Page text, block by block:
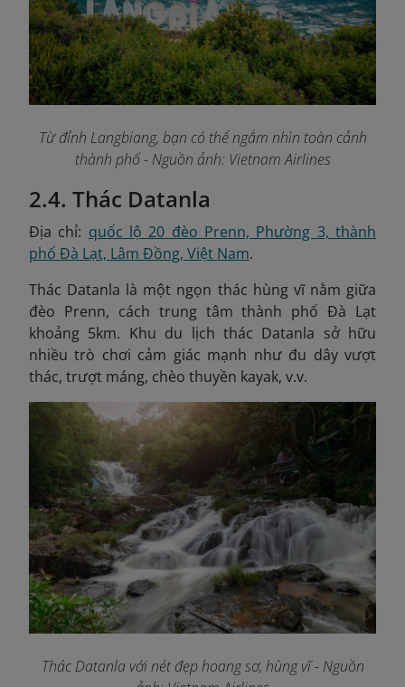
Từ đỉnh Langbiang, bạn có thể ngắm nhìn toàn cảnh
thành phố- Nguồn ảnh: Vietnam Airlines
2.4. Thác Datanla
Địa chỉ: quốc lộ 20 đèo Prenn, Phường 3, thành
phố Đà Lạt, Lâm Đồng, Việt Nam.
Thác Datanla là một ngọn thác hùng vĩ nằm giữa
đèo Prenn, cách trung tâm thành phố Đà Lạt
khoảng 5km. Khu du lịch thác Datanla sở hữu
nhiều trò chơi cảm giác mạnh như đu dây vượt
thác, trượt máng, chèo thuyền kayak, v.v.
Thác Datanla với nét đẹp hoang sơ, hùng vĩ- Nguồn